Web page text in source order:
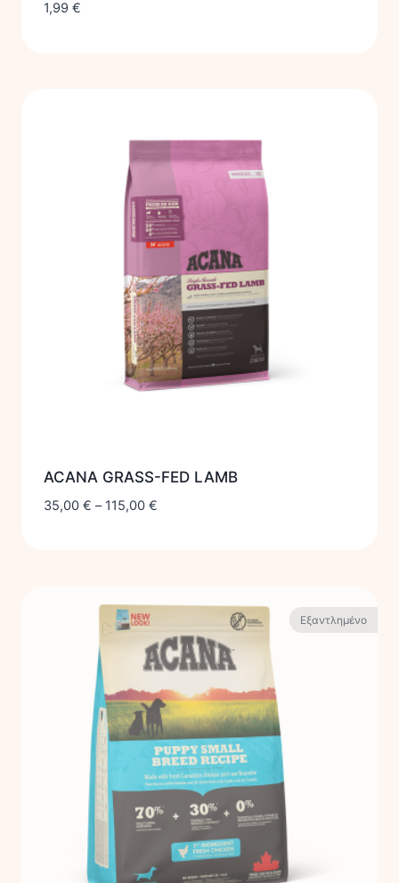
1,99 €
ACANA GRASS-FED LAMB
35,00 € – 115,00 €
Εξαντλημένο